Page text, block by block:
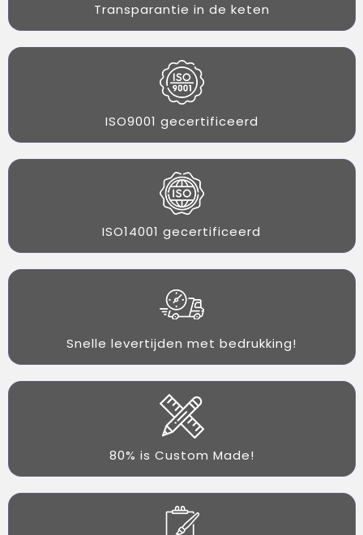
Transparantie in de keten
ISO9001 gecertificeerd
ISO14001 gecertificeerd
Snelle levertijden met bedrukking!
80% is Custom Made!